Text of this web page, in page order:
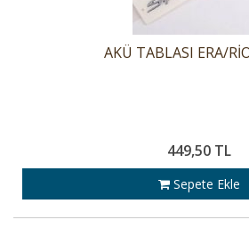
AKÜ TABLASI ERA/
449,50 TL
Sepete Ekle